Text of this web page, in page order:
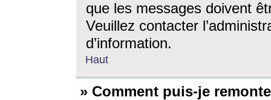
que les messages doivent
Veuillez contacter
d’information.
Haut
» Comment puis-je